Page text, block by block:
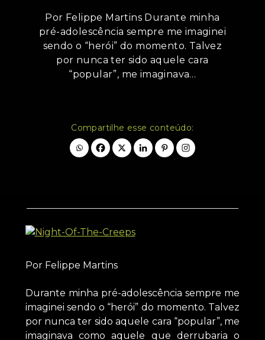
Por Felippe Martins Durante minha
pré-adolescência sempre me imaginei
sendo o “herói” do momento. Talvez
por nunca ter sido aquele cara
“popular”, me imaginava…
Compartilhe esse conteúdo:
Por Felippe Martins
Durante minha pré-adolescência sempre me
imaginei sendo o “herói” do momento. Talvez
por nunca ter sido aquele cara “popular”, me
imaginava como aquele que derrubaria o